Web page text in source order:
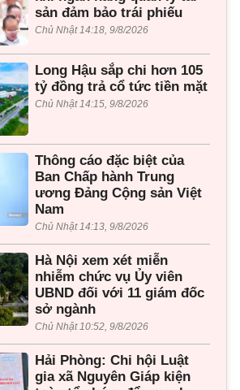
sản đảm bảo trái phiếu
Chủ Nhật 14:18, 9/8/2026
Long Hậu sắp chi hơn 105
tỷ đồng trả cổ tức tiền mặt
Chủ Nhật 14:15, 9/8/2026
Thông cáo đặc biệt của
Ban Chấp hành Trung
ương Đảng Cộng sản Việt
Nam
Chủ Nhật 14:13, 9/8/2026
Hà Nội xem xét miễn
nhiễm chức vụ Ủy viên
UBND đối với 11 giám đốc
sở ngành
Chủ Nhật 10:52, 9/8/2026
Hải Phòng: Chi hội Luật
gia xã Nguyên Giáp kiện